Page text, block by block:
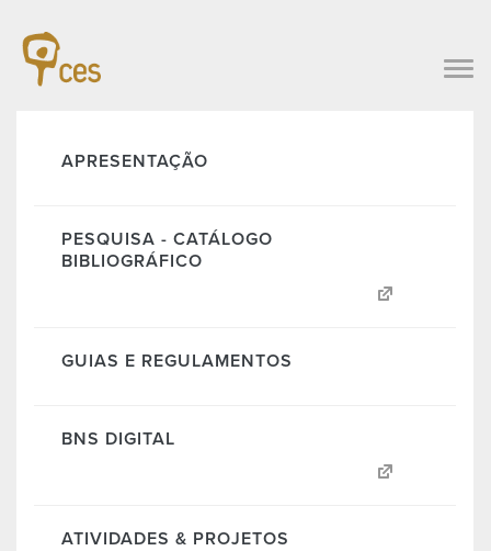
APRESENTAÇÃO
PESQUISA - CATÁLOGO
BIBLIOGRÁFICO
GUIAS E REGULAMENTOS
BNS DIGITAL
ATIVIDADES & PROJETOS